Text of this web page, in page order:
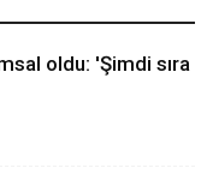
oldu: 'Şimdi sıra